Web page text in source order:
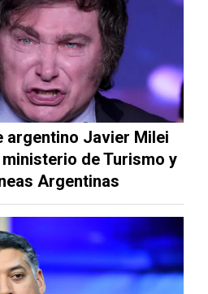
argentino Javier Milei
de Turismo y
Argentinas